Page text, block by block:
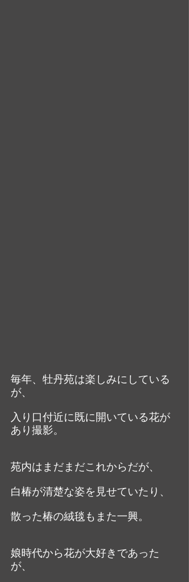
毎年、牡丹苑は楽しみにしている
が、
入り口付近に既に開いている花が
あり撮影。
苑内はまだまだこれからだが、
白椿が清楚な姿を見せていたり、
散った椿の絨毯もまた一興。
娘時代から花が大好きであった
が、